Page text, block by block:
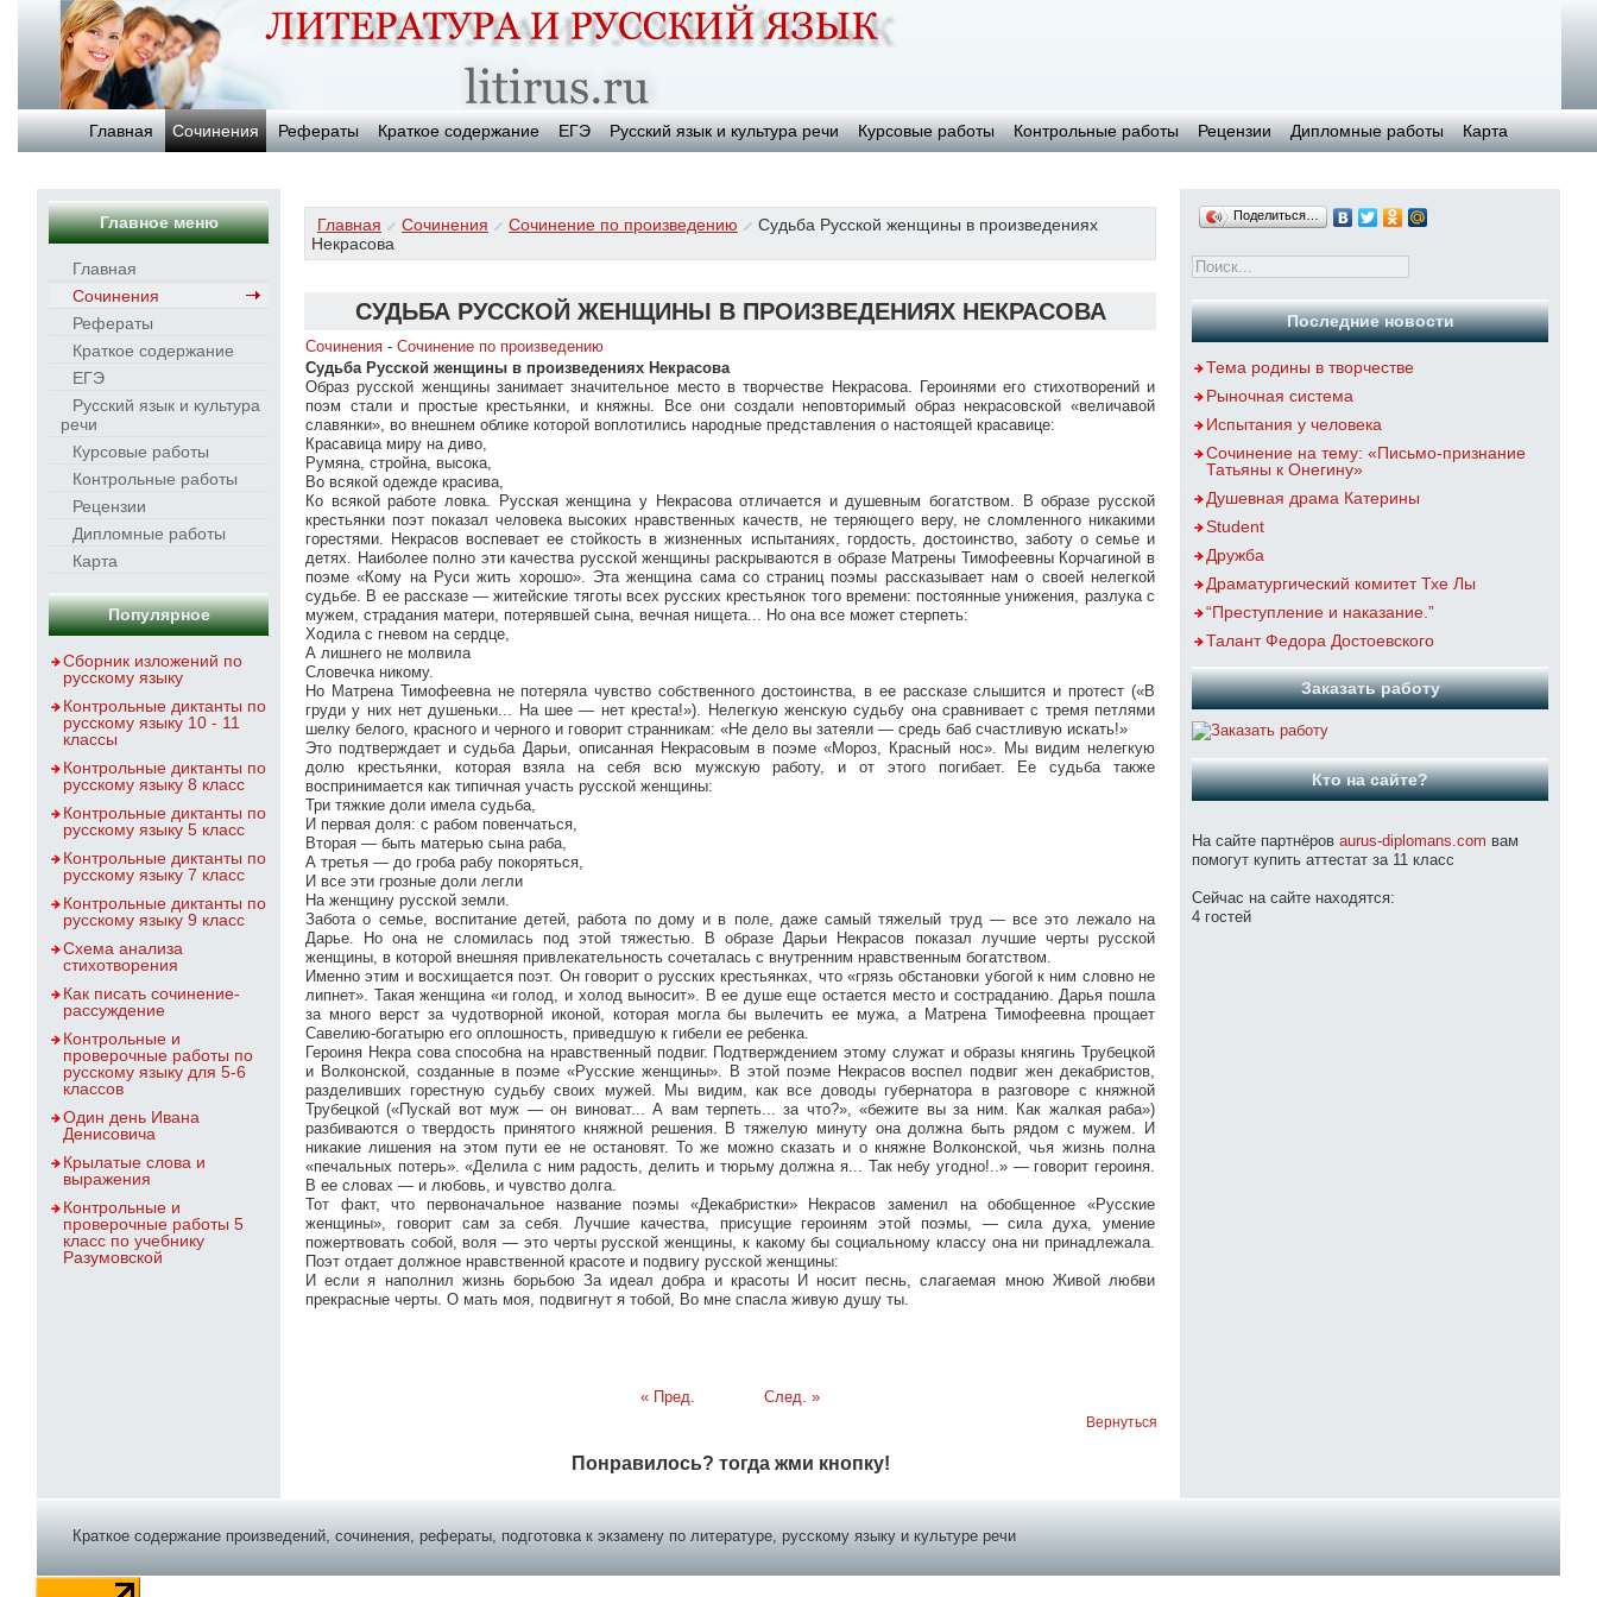
Главная Сочинения Рефераты Краткое содержание ЕГЭ Русский язык и культура речи Курсовые работы Контрольные работы Рецензии Дипломные работы Карта
Главное меню
Главная
Сочинения
Рефераты
Краткое содержание
ЕГЭ
Русский язык и культура
речи
Курсовые работы
Контрольные работы
Рецензии
Дипломные работы
Карта
Популярное
Сборник изложений по
русскому языку
Контрольные диктанты по
русскому языку 10 - 11
классы
Контрольные диктанты по
русскому языку 8 класс
Контрольные диктанты по
русскому языку 5 класс
Контрольные диктанты по
русскому языку 7 класс
Контрольные диктанты по
русскому языку 9 класс
Схема анализа
стихотворения
Как писать сочинение-
рассуждение
Контрольные и
проверочные работы по
русскому языку для 5-6
классов
Один день Ивана
Денисовича
Крылатые слова и
выражения
Контрольные и
проверочные работы 5
класс по учебнику
Разумовской
Главная Сочинения Сочинение по произведению
Судьба Русской женщины в произведениях
Некрасова
СУДЬБА РУССКОЙ ЖЕНЩИНЫ В ПРОИЗВЕДЕНИЯХ НЕКРАСОВА
Сочинения - Сочинение по произведению
Судьба Русской женщины в произведениях Некрасова
Образ русской женщины занимает значительное место в творчестве Некрасова. Героинями его стихотворений и
поэм стали и простые крестьянки, и княжны. Все они создали неповторимый образ некрасовской «величавой
славянки», во внешнем облике которой воплотились народные представления о настоящей красавице:
Красавица миру на диво,
Румяна, стройна, высока,
Во всякой одежде красива,
Ко всякой работе ловка. Русская женщина у Некрасова отличается и душевным богатством. В образе русской
крестьянки поэт показал человека высоких нравственных качеств, не теряющего веру, не сломленного никакими
горестями. Некрасов воспевает ее стойкость в жизненных испытаниях, гордость, достоинство, заботу о семье и
детях. Наиболее полно эти качества русской женщины раскрываются в образе Матрены Тимофеевны Корчагиной в
поэме «Кому на Руси жить хорошо». Эта женщина сама со страниц поэмы рассказывает нам о своей нелегкой
судьбе. В ее рассказе — житейские тяготы всех русских крестьянок того времени: постоянные унижения, разлука с
мужем, страдания матери, потерявшей сына, вечная нищета... Но она все может стерпеть:
Ходила с гневом на сердце,
А лишнего не молвила
Словечка никому.
Но Матрена Тимофеевна не потеряла чувство собственного достоинства, в ее рассказе слышится и протест («В
груди у них нет душеньки... На шее — нет креста!»). Нелегкую женскую судьбу она сравнивает с тремя петлями
шелку белого, красного и черного и говорит странникам: «Не дело вы затеяли — средь баб счастливую искать!»
Это подтверждает и судьба Дарьи, описанная Некрасовым в поэме «Мороз, Красный нос». Мы видим нелегкую
долю крестьянки, которая взяла на себя всю мужскую работу, и от этого погибает. Ее судьба также
воспринимается как типичная участь русской женщины:
Три тяжкие доли имела судьба,
И первая доля: с рабом повенчаться,
Вторая — быть матерью сына раба,
А третья — до гроба рабу покоряться,
И все эти грозные доли легли
На женщину русской земли.
Забота о семье, воспитание детей, работа по дому и в поле, даже самый тяжелый труд — все это лежало на
Дарье. Но она не сломилась под этой тяжестью. В образе Дарьи Некрасов показал лучшие черты русской
женщины, в которой внешняя привлекательность сочеталась с внутренним нравственным богатством.
Именно этим и восхищается поэт. Он говорит о русских крестьянках, что «грязь обстановки убогой к ним словно не
липнет». Такая женщина «и голод, и холод выносит». В ее душе еще остается место и состраданию. Дарья пошла
за много верст за чудотворной иконой, которая могла бы вылечить ее мужа, а Матрена Тимофеевна прощает
Савелию-богатырю его оплошность, приведшую к гибели ее ребенка.
Героиня Некра сова способна на нравственный подвиг. Подтверждением этому служат и образы княгинь Трубецкой
и Волконской, созданные в поэме «Русские женщины». В этой поэме Некрасов воспел подвиг жен декабристов,
разделивших горестную судьбу своих мужей. Мы видим, как все доводы губернатора в разговоре с княжной
Трубецкой («Пускай вот муж — он виноват... А вам терпеть... за что?», «бежите вы за ним. Как жалкая раба»)
разбиваются о твердость принятого княжной решения. В тяжелую минуту она должна быть рядом с мужем. И
никакие лишения на этом пути ее не остановят. То же можно сказать и о княжне Волконской, чья жизнь полна
«печальных потерь». «Делила с ним радость, делить и тюрьму должна я... Так небу угодно!..» — говорит героиня.
В ее словах — и любовь, и чувство долга.
Тот факт, что первоначальное название поэмы «Декабристки» Некрасов заменил на обобщенное «Русские
женщины», говорит сам за себя. Лучшие качества, присущие героиням этой поэмы, — сила духа, умение
пожертвовать собой, воля — это черты русской женщины, к какому бы социальному классу она ни принадлежала.
Поэт отдает должное нравственной красоте и подвигу русской женщины:
И если я наполнил жизнь борьбою За идеал добра и красоты И носит песнь, слагаемая мною Живой любви
прекрасные черты. О мать моя, подвигнут я тобой, Во мне спасла живую душу ты.
« Пред. След. »
Вернуться
Понравилось? тогда жми кнопку!
Поделиться…
Последние новости
Тема родины в творчестве
Рыночная система
Испытания у человека
Сочинение на тему: «Письмо-признание
Татьяны к Онегину»
Душевная драма Катерины
Student
Дружба
Драматургический комитет Тхе Лы
“Преступление и наказание.”
Талант Федора Достоевского
Заказать работу
Кто на сайте?
На сайте партнёров aurus-diplomans.com вам
помогут купить аттестат за 11 класс
Сейчас на сайте находятся:
4 гостей
Краткое содержание произведений, сочинения, рефераты, подготовка к экзамену по литературе, русскому языку и культуре речи